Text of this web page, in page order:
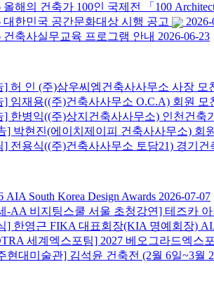
올해의 건축가 100인 국제전 「100
대한민국 공간문화대상 시행 공고
건축사실무교육 프로그램 안내 2026-06-23
] 허 인 (주)삼우씨엠건축사사무소 사장 모
] 임재용((주)건축사사무소 O.C.A) 회원
] 한병익((주)상지건축사사무소) 인천건축
] 박현진(에이치제이피 건축사사무소) 회
] 전용식((주)건축사사무소 토담21) 경기
AIA South Korea Design Awards 2026-07-07
-AA 비지팅스쿨 서울 초청강연] 테즈카 아
] 한영근 FIKA 대표회장(KIA 명예회장)
세계엑스포팀] 2027 베오그라드엑스
현대미술관] 김석윤 건축전 (2월 6일~3월